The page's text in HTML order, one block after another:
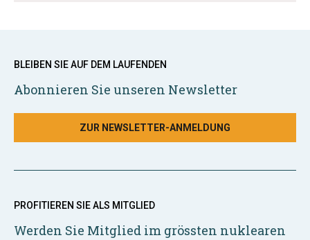
BLEIBEN SIE AUF DEM LAUFENDEN
Abonnieren Sie unseren Newsletter
ZUR NEWSLETTER-ANMELDUNG
PROFITIEREN SIE ALS MITGLIED
Werden Sie Mitglied im grössten nuklearen